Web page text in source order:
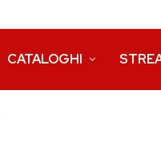
CATALOGHI